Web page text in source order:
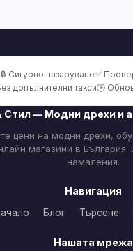
🔒 Сигурно пазаруване✅
допълнителни такси🕒
Стил — Модни дрехи и
цени на модни дрехи,
магазини в България.
намаления.
Навигация
Блог Търсене
Нашата мрежа